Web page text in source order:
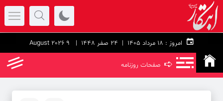
امروز : 24 صفر 1448 | 9 August 2026
➪ صفحات روزنامه